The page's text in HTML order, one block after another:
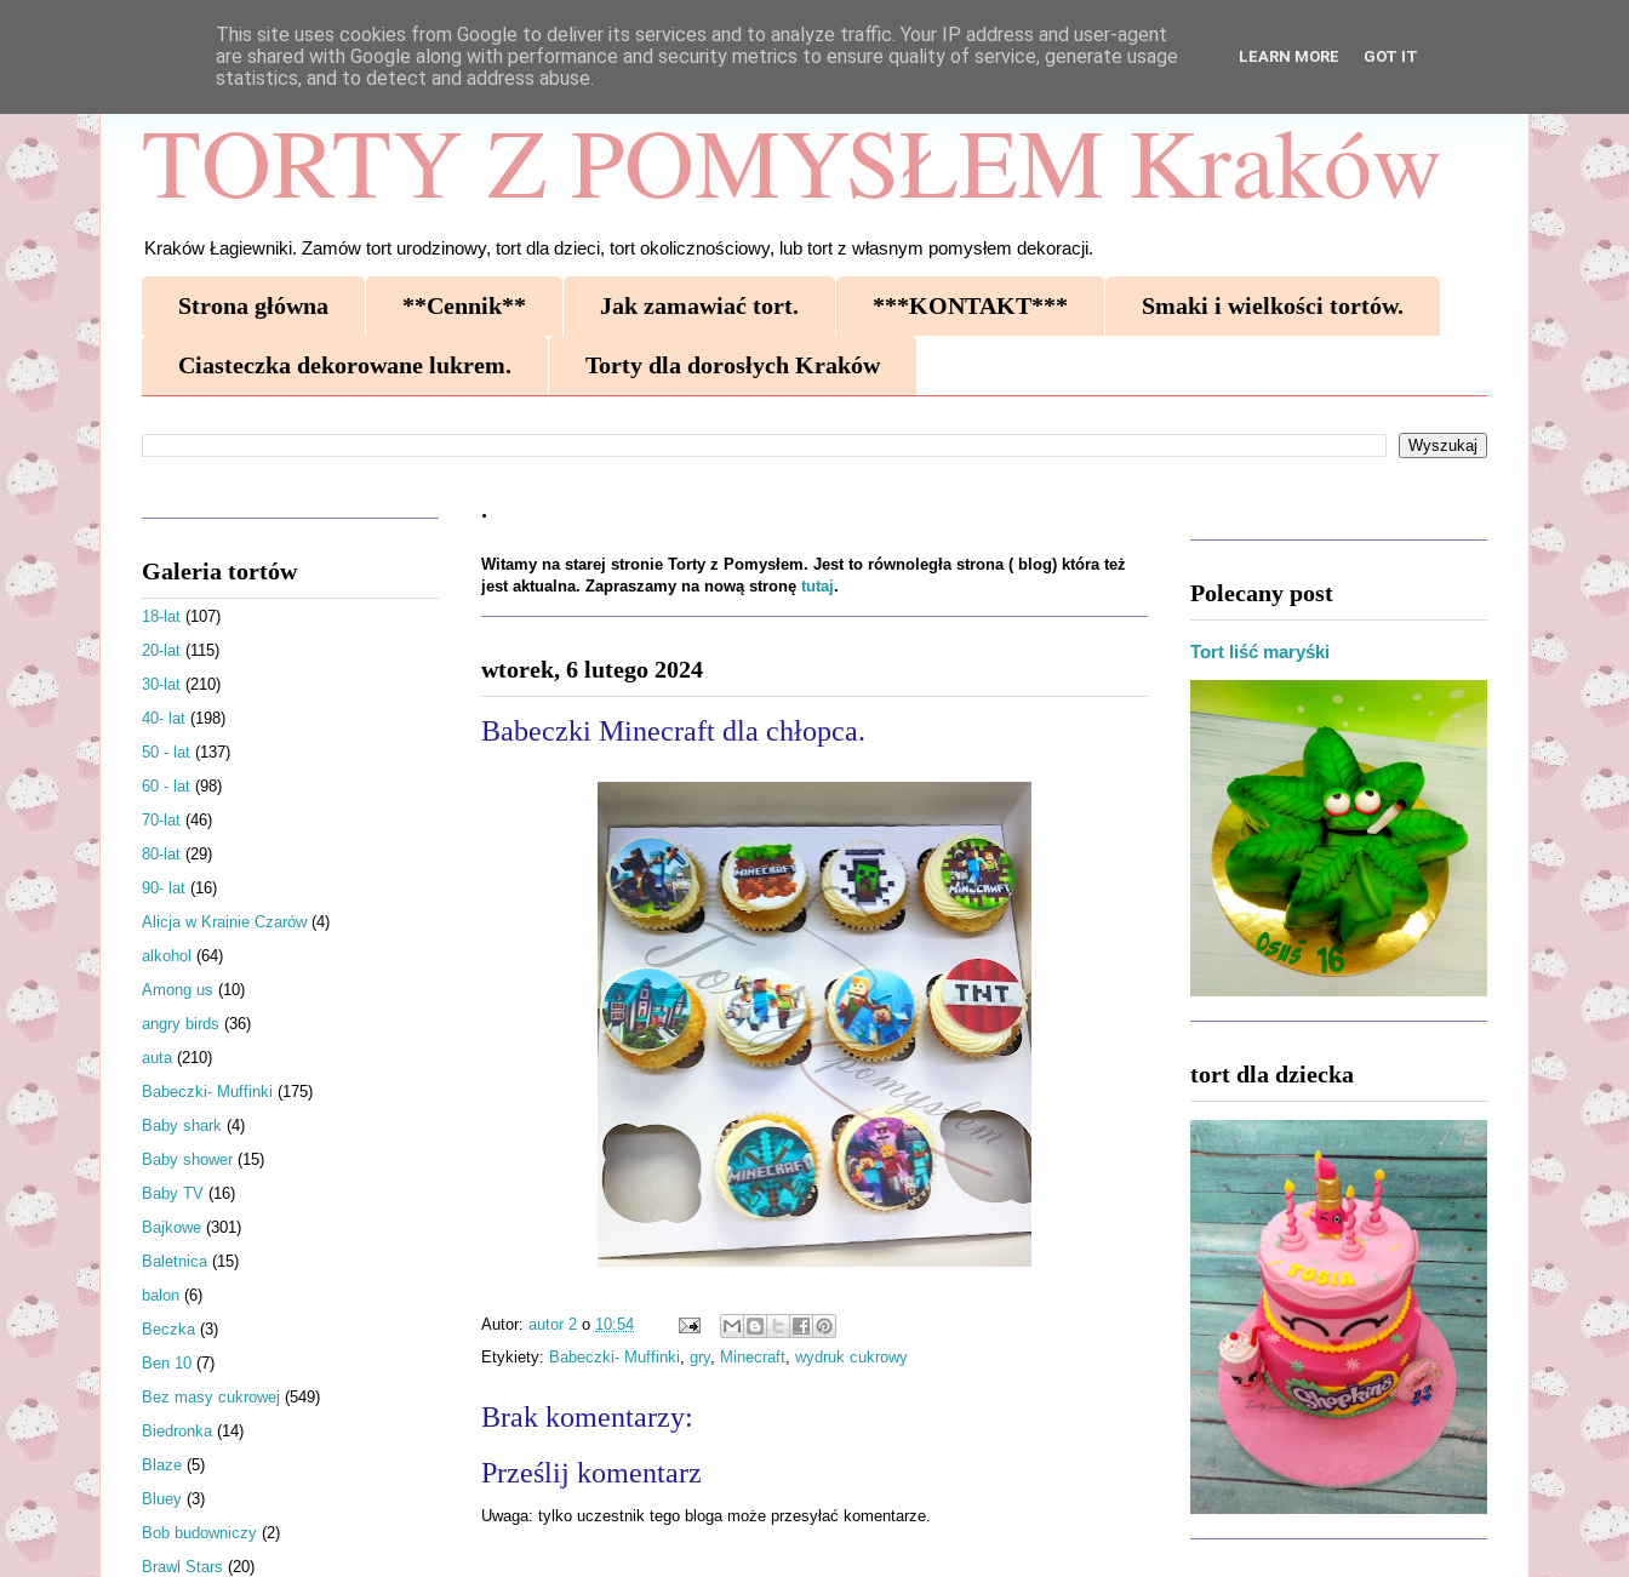
TORTY Z POMYSŁEM Kraków
Kraków Łagiewniki. Zamów tort urodzinowy, tort dla dzieci, tort okolicznościowy, lub tort z własnym pomysłem dekoracji.
Strona główna **Cennik** Jak zamawiać tort. ***KONTAKT*** Smaki i wielkości tortów.
Ciasteczka dekorowane lukrem. Torty dla dorosłych Kraków
.
Witamy na starej stronie Torty z Pomysłem. Jest to równoległa strona ( blog) która też
jest aktualna. Zapraszamy na nową stronę tutaj.
wtorek, 6 lutego 2024
Babeczki Minecraft dla chłopca.
Autor: autor 2 o 10:54
Etykiety: Babeczki- Muffinki gry, Minecraft wydruk cukrowy
Brak komentarzy:
Prześlij komentarz
Uwaga: tylko uczestnik tego bloga może przesyłać komentarze.
Galeria tortów
18-lat (107)
20-lat (115)
30-lat (210)
40- lat (198)
50 - lat (137)
60 - lat (98)
70-lat (46)
80-lat (29)
90- lat (16)
Alicja w Krainie Czarów (4)
alkohol (64)
Among us (10)
angry birds (36)
auta (210)
Babeczki- Muffinki (175)
Baby shark (4)
Baby shower (15)
Baby TV (16)
Bajkowe (301)
Baletnica (15)
balon (6)
Beczka (3)
Ben 10 (7)
Bez masy cukrowej (549)
Biedronka (14)
Blaze (5)
Bluey (3)
Bob budowniczy (2)
Brawl Stars (20)
Polecany post
Tort liść maryśki
tort dla dziecka
This site uses cookies from Google to deliver its services and to analyze traffic. Your IP address and user-agent
are shared with Google along with performance and security metrics to ensure quality of service, generate usage
statistics, and to detect and address abuse.
LEARN MORE GOT IT